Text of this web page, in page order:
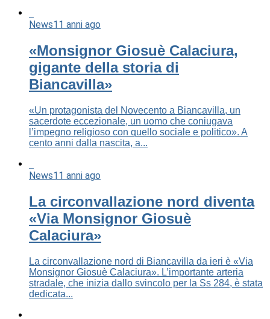
News11 anni ago
«Monsignor Giosuè Calaciura,
gigante della storia di
Biancavilla»
«Un protagonista del Novecento a Biancavilla, un
sacerdote eccezionale, un uomo che coniugava
l’impegno religioso con quello sociale e politico». A
cento anni dalla nascita, a...
News11 anni ago
La circonvallazione nord diventa
«Via Monsignor Giosuè
Calaciura»
La circonvallazione nord di Biancavilla da ieri è «Via
Monsignor Giosuè Calaciura». L’importante arteria
stradale, che inizia dallo svincolo per la Ss 284, è stata
dedicata...